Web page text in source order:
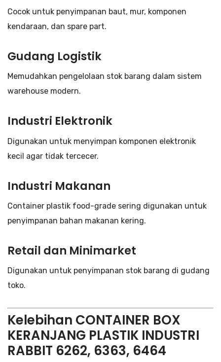
Cocok untuk penyimpanan baut, mur, komponen
kendaraan, dan spare part.
Gudang Logistik
Memudahkan pengelolaan stok barang dalam sistem
warehouse modern.
Industri Elektronik
Digunakan untuk menyimpan komponen elektronik
kecil agar tidak tercecer.
Industri Makanan
Container plastik food-grade sering digunakan untuk
penyimpanan bahan makanan kering.
Retail dan Minimarket
Digunakan untuk penyimpanan stok barang di gudang
toko.
Kelebihan CONTAINER BOX
KERANJANG PLASTIK INDUSTRI
RABBIT 6262, 6363, 6464